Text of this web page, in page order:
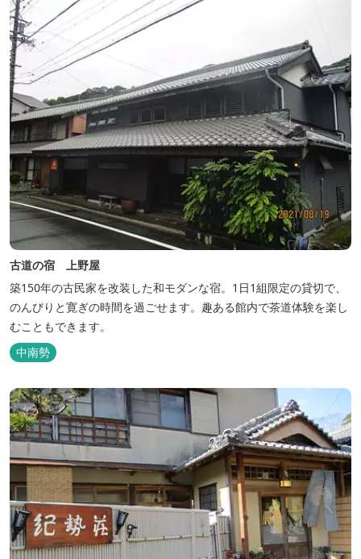
古道の宿 上野屋
築150年の古民家を改装した和モダンな宿。1日1組限定の貸切で、
のんびりと寛ぎの時間を過ごせます。趣ある館内で茶道体験を楽し
むこともできます。
中南勢